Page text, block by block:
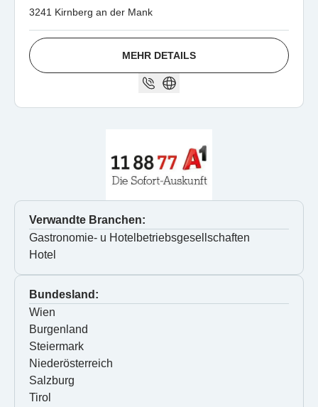
3241 Kirnberg an der Mank
MEHR DETAILS
Verwandte Branchen:
Gastronomie- u Hotelbetriebsgesellschaften
Hotel
Bundesland:
Wien
Burgenland
Steiermark
Niederösterreich
Salzburg
Tirol